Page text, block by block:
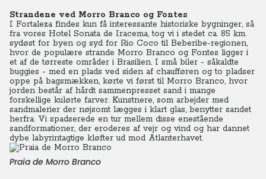
Strandene ved Morro Branco og Fontes
I Fortaleza findes kun få interessante historiske bygninger, så
fra vores Hotel Sonata de Iracema, tog vi i stedet ca. 85 km.
sydøst for byen og syd for Rio Coco til Beberibe-regionen,
hvor de populære strande Morro Branco og Fontes ligger i
et af de tørreste områder i Brasilien. I små biler - såkaldte
buggies - med en plads ved siden af chaufføren og to pladser
oppe på bagsmækken, kørte vi først til Morro Branco, hvor
jorden består af hårdt sammenpresset sand i mange
forskellige kulørte farver. Kunstnere, som arbejder med
sandmalerier der nøjsomt lægges i klart glas, benytter sandet
herfra. Vi spadserede en tur mellem disse enestående
sandformationer, der eroderes af vejr og vind og har dannet
dybe labyrintagtige kløfter ud mod Atlanterhavet.
Praia de Morro Branco